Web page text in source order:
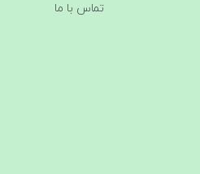
تماس با ما